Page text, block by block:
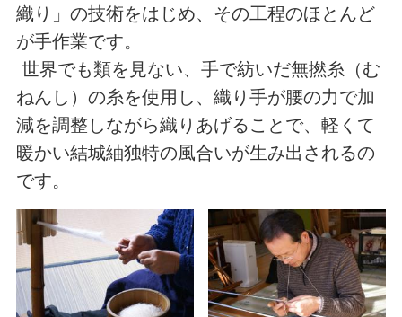
織り」の技術をはじめ、その工程のほとんど
が手作業です。
世界でも類を見ない、手で紡いだ無撚糸（む
ねんし）の糸を使用し、織り手が腰の力で加
減を調整しながら織りあげることで、軽くて
暖かい結城紬独特の風合いが生み出されるの
です。